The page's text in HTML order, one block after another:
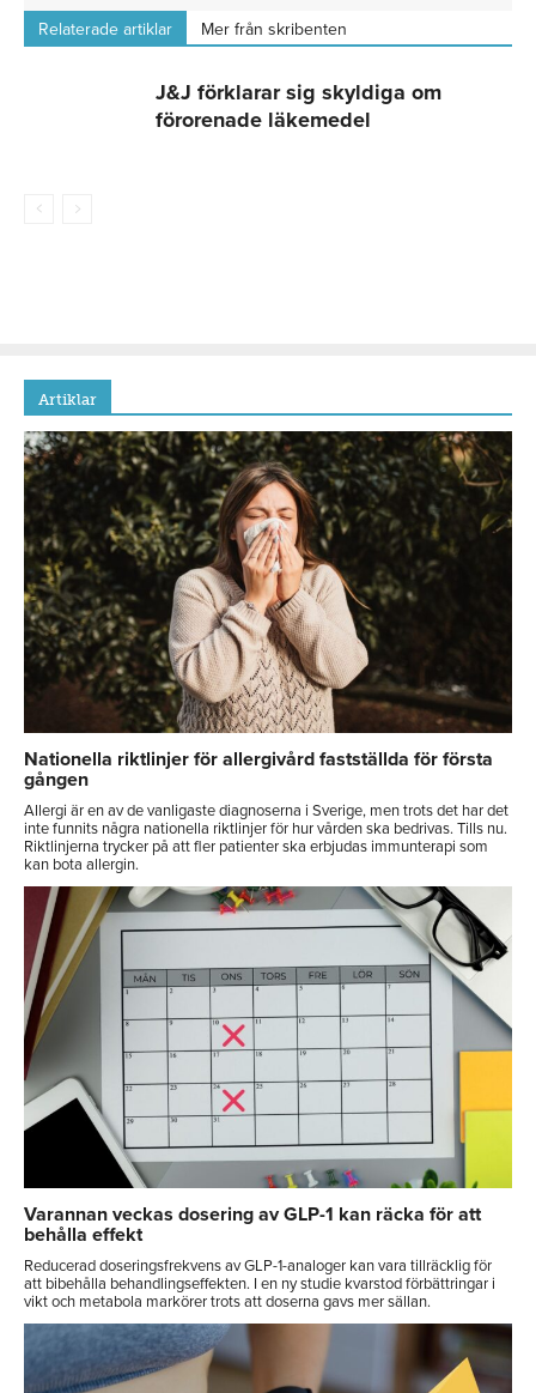
Relaterade artiklar Mer från skribenten
J&J förklarar sig skyldiga om
förorenade läkemedel
Artiklar
Nationella riktlinjer för allergivård fastställda för första
gången
Allergi är en av de vanligaste diagnoserna i Sverige, men trots det har det
inte funnits några nationella riktlinjer för hur vården ska bedrivas. Tills nu.
Riktlinjerna trycker på att fler patienter ska erbjudas immunterapi som
kan bota allergin.
Varannan veckas dosering av GLP-1 kan räcka för att
behålla effekt
Reducerad doseringsfrekvens av GLP-1-analoger kan vara tillräcklig för
att bibehålla behandlingseffekten. I en ny studie kvarstod förbättringar i
vikt och metabola markörer trots att doserna gavs mer sällan.